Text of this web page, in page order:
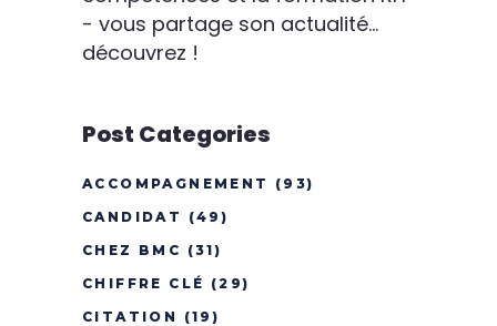
- vous partage son actualité...
découvrez !
Post Categories
ACCOMPAGNEMENT
(93)
CANDIDAT
(49)
CHEZ BMC (31)
CHIFFRE CLÉ (29)
CITATION
(19)